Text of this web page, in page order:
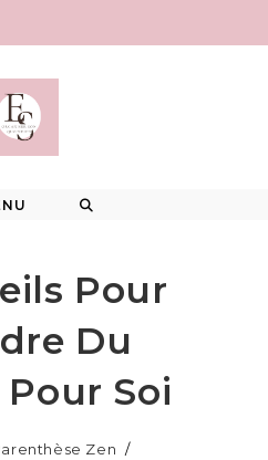
Pour
Du
Soi
Zen